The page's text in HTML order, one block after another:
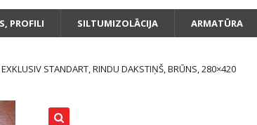
PROFILI SILTUMIZOLĀCIJA ARMATŪRA
STANDART, RINDU DAKSTIŅŠ, BRŪNS, 280×420